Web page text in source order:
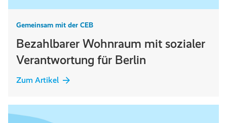
Gemeinsam mit der CEB
Bezahlbarer Wohnraum mit sozialer
Verantwortung für Berlin
Zum Artikel